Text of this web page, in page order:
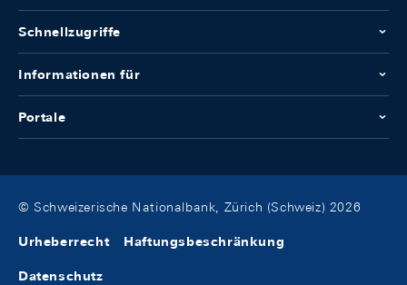
Schnellzugriffe
Informationen für
Portale
© Schweizerische Nationalbank, Zürich (Schweiz) 2026
Urheberrecht Haftungsbeschränkung
Datenschutz